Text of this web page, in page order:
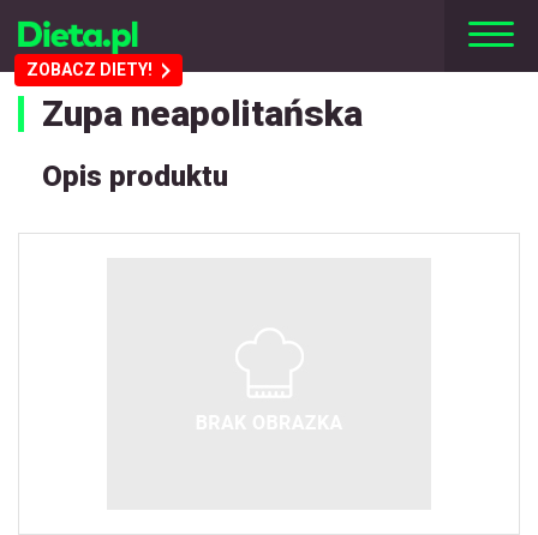
ZOBACZ DIETY!
Zupa neapolitańska
Opis produktu